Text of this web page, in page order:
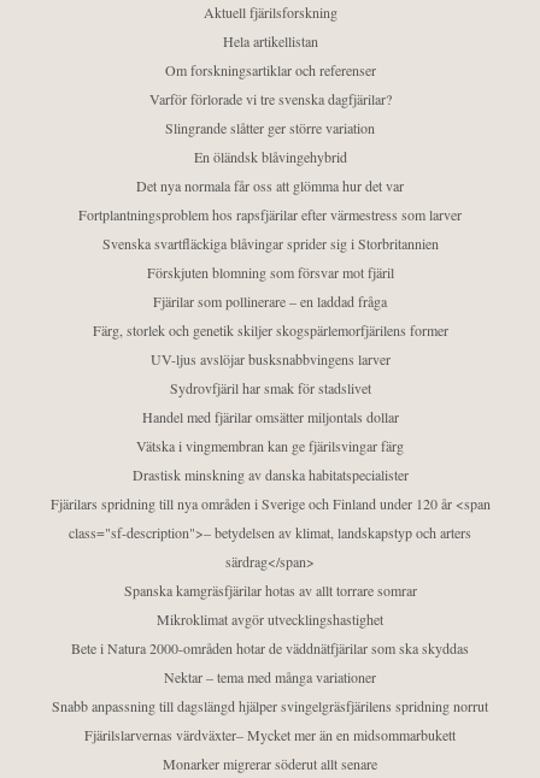
Aktuell fjärilsforskning
Hela artikellistan
Om forskningsartiklar och referenser
Varför förlorade vi tre svenska dagfjärilar?
Slingrande slåtter ger större variation
En öländsk blåvingehybrid
Det nya normala får oss att glömma hur det var
Fortplantningsproblem hos rapsfjärilar efter värmestress som larver
Svenska svartfläckiga blåvingar sprider sig i Storbritannien
Förskjuten blomning som försvar mot fjäril
Fjärilar som pollinerare – en laddad fråga
Färg, storlek och genetik skiljer skogspärlemorfjärilens former
UV-ljus avslöjar busksnabbvingens larver
Sydrovfjäril har smak för stadslivet
Handel med fjärilar omsätter miljontals dollar
Vätska i vingmembran kan ge fjärilsvingar färg
Drastisk minskning av danska habitatspecialister
Fjärilars spridning till nya områden i Sverige och Finland under 120 år <span
class="sf-description">– betydelsen av klimat, landskapstyp och arters
särdrag</span>
Spanska kamgräsfjärilar hotas av allt torrare somrar
Mikroklimat avgör utvecklingshastighet
Bete i Natura 2000-områden hotar de väddnätfjärilar som ska skyddas
Nektar – tema med många variationer
Snabb anpassning till dagslängd hjälper svingelgräsfjärilens spridning norrut
Fjärilslarvernas värdväxter– Mycket mer än en midsommarbukett
Monarker migrerar söderut allt senare